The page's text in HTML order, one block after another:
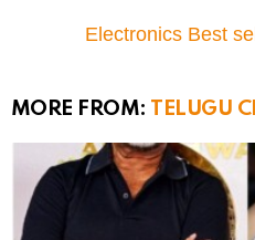
Electronics Best
MORE FROM: TELUGU